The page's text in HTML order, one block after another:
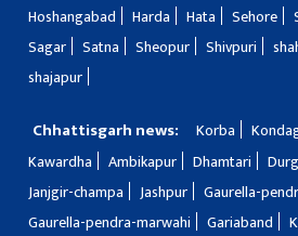
Hoshangabad
Harda Hata Sehore
Sagar
Satna Sheopur Shivpuri
shajapur
Chhattisgarh news: Korba
Kawardha
Ambikapur Dhamtari Durg
Janjgir-champa
Jashpur
Gaurella-
Gaurella-pendra-marwahi
Gariaband